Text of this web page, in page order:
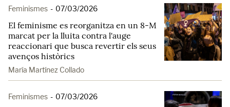
Feminismes - 07/03/2026
El feminisme es reorganitza en un 8-M
marcat per la lluita contra l'auge
reaccionari que busca revertir els seus
avenços històrics
María Martínez Collado
Feminismes - 07/03/2026